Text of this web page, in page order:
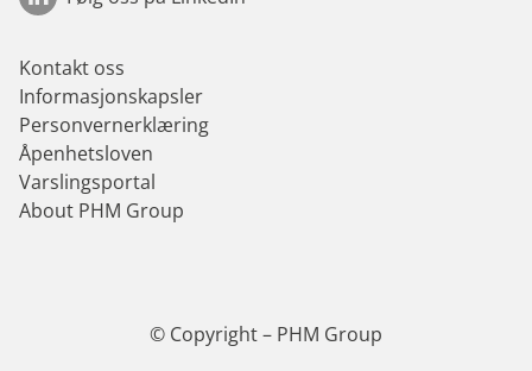
Kontakt oss
Informasjonskapsler
Personvernerklæring
Åpenhetsloven
Varslingsportal
About PHM Group
© Copyright – PHM Group